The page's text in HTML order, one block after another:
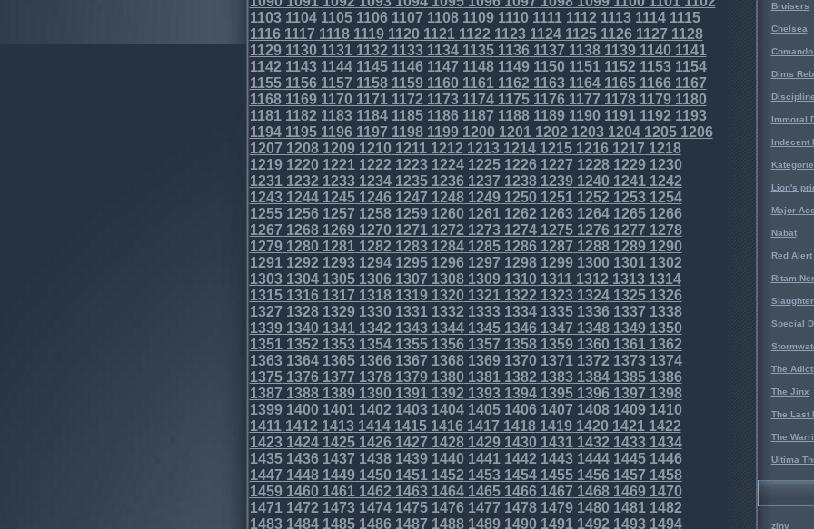
11031104110511061107 11081109111011111112 111311141115
11161117 11181119112011211122 11231124112511261127 1128
1129113011311132 11331134113511361137 1138113911401141
1142 11431144114511461147 11481149115011511152 11531154
115511561157 11581159116011611162 11631164116511661167
11681169117011711172 11731174117511761177 117811791180
11811182 11831184118511861187 11881189119011911192 1193
1194119511961197 11981199120012011202 1203120412051206
1207 12081209121012111212 12131214121512161217 1218
1219122012211222 12231224122512261227 122812291230
12311232 12331234123512361237 12381239124012411242
12431244124512461247 12481249125012511252 12531254
125512561257 12581259126012611262 1263126412651266
1267 12681269127012711272 12731274127512761277 1278
1279128012811282 12831284128512861287 128812891290
12911292 12931294129512961297 12981299130013011302
13031304130513061307 13081309131013111312 13131314
131513161317 13181319132013211322 1323132413251326
1327 13281329133013311332 13331334133513361337 1338
1339134013411342 13431344134513461347 134813491350
13511352 13531354135513561357 13581359136013611362
13631364136513661367 13681369137013711372 13731374
137513761377 13781379138013811382 1383138413851386
1387 13881389139013911392 13931394139513961397 1398
1399140014011402 14031404140514061407 140814091410
14111412 14131414141514161417 14181419142014211422
14231424142514261427 14281429143014311432 14331434
143514361437 14381439144014411442 1443144414451446
1447 14481449145014511452 14531454145514561457 1458
1459146014611462 14631464146514661467 146814691470
14711472 14731474147514761477 14781479148014811482
14831484148514861487 14881489149014911492 14931494
Bruisers
Chelsea
Dims
Immoral
Indecent
Lion's
Major
Nabat
Red Alert
Ritam
Special
The
The Jinx
The Last
The
Ultima
ziny